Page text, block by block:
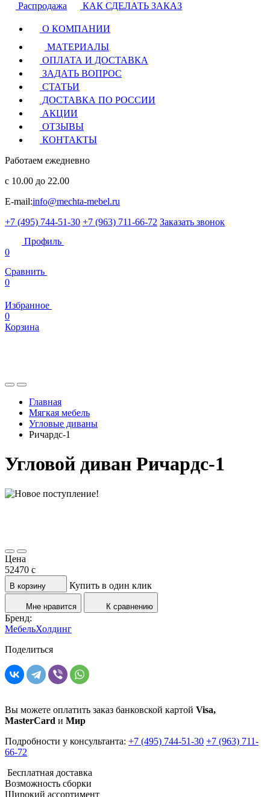
Распродажа КАК СДЕЛАТЬ ЗАКАЗ
О КОМПАНИИ
МАТЕРИАЛЫ
ОПЛАТА И ДОСТАВКА
ЗАДАТЬ ВОПРОС
СТАТЬИ
ДОСТАВКА ПО РОССИИ
АКЦИИ
ОТЗЫВЫ
КОНТАКТЫ
Работаем ежедневно
с 10.00 до 22.00
E-mail:info@mechta-mebel.ru
+7 (495) 744-51-30 +7 (963) 711-66-72 Заказать звонок
Профиль
0
Сравнить
0
Избранное
0
Корзина
Главная
Мягкая мебель
Угловые диваны
Ричардс-1
Угловой диван Ричардс-1
Цена
52470 c
В корзину Купить в один клик
Мне нравится К сравнению
Бренд:
МебельХолдинг
Поделиться
Вы можете оплатить заказ банковской картой Visa,
MasterCard и Мир
Подробности у консультанта: +7 (495) 744-51-30 +7 (963) 711-
66-72
Бесплатная доставка
Возможность сборки
Широкий ассортимент